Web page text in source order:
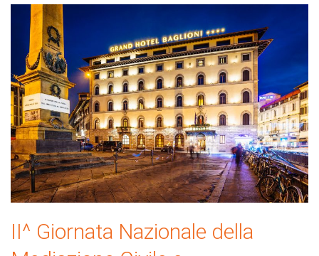
II^ Giornata Nazionale della